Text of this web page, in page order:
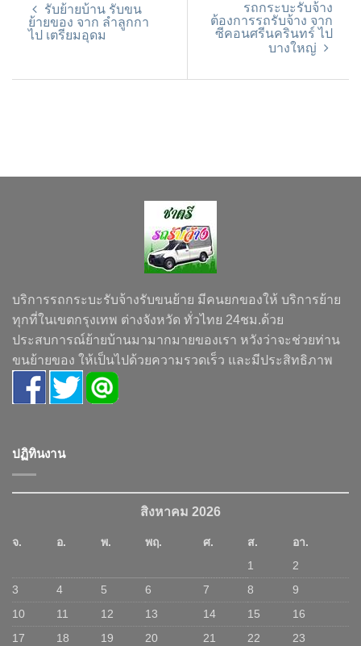
รับย้ายบ้าน รับขน
ย้ายของ จาก ลำลูกกา
ไป เตรียมอุดม
รถกระบะรับจ้าง
ต้องการรถรับจ้าง จาก
ซีคอนศรีนครินทร์ ไป
บางใหญ่
บริการรถกระบะรับจ้างรับขนย้าย มีคนยกของให้ บริการย้าย
ทุกที่ในเขตกรุงเทพ ต่างจังหวัด ทั่วไทย 24ชม.ด้วย
ประสบการณ์ย้ายบ้านมามากมายของเรา หวังว่าจะช่วยท่าน
ขนย้ายของ ให้เป็นไปด้วยความรวดเร็ว และมีประสิทธิภาพ
ปฏิทินงาน
สิงหาคม 2026
จ. อ. พ. พฤ. ศ. ส.
อา.
1
2
3
4 5 6 7 8
9
10
11 12 13 14 15
16
17
18 19 20 21 22
23